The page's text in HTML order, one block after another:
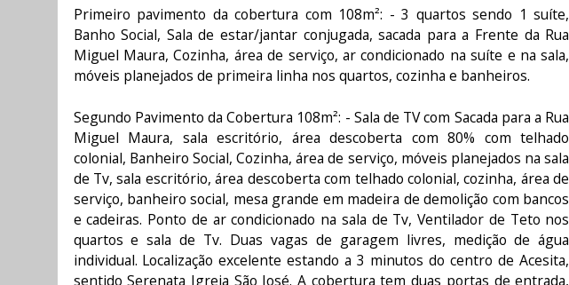
Primeiro pavimento da cobertura com 108m²: - 3 quartos sendo 1 suíte,
Banho Social, Sala de estar/jantar conjugada, sacada para a Frente da Rua
Miguel Maura, Cozinha, área de serviço, ar condicionado na suíte e na sala,
móveis planejados de primeira linha nos quartos, cozinha e banheiros.
Segundo Pavimento da Cobertura 108m²: - Sala de TV com Sacada para a Rua
Miguel Maura, sala escritório, área descoberta com 80% com telhado
colonial, Banheiro Social, Cozinha, área de serviço, móveis planejados na sala
de Tv, sala escritório, área descoberta com telhado colonial, cozinha, área de
serviço, banheiro social, mesa grande em madeira de demolição com bancos
e cadeiras. Ponto de ar condicionado na sala de Tv, Ventilador de Teto nos
quartos e sala de Tv. Duas vagas de garagem livres, medição de água
individual. Localização excelente estando a 3 minutos do centro de Acesita,
sentido Serenata Igreja São José. A cobertura tem duas portas de entrada,